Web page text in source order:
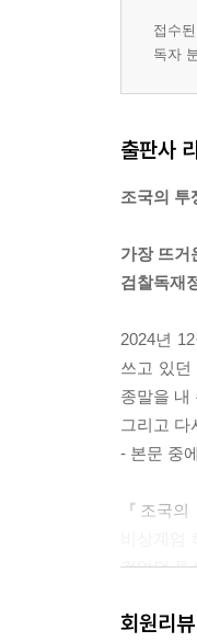
‘대한민국
─ 국민께
윤석열 이
─ 국민께
맺음말
부록ㆍ언
『조국의
여는 글
선비에서
접수
독자
출판사
조국의 투
가장 뜨거
검찰독재
2024년
쓰고 있
종말을 내
그리고 다
- 본문 중
『조국
걸었던 투
1부 ‘길
회원리뷰